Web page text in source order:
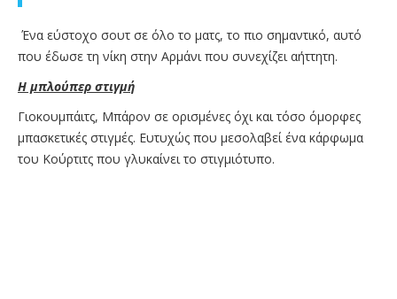
Ένα εύστοχο σουτ σε όλο το ματς, το πιο σημαντικό, αυτό
που έδωσε τη νίκη στην Αρμάνι που συνεχίζει αήττητη.
Η μπλούπερ στιγμή
Γιοκουμπάιτς, Μπάρον σε ορισμένες όχι και τόσο όμορφες
μπασκετικές στιγμές. Eυτυχώς που μεσολαβεί ένα κάρφωμα
του Κούρτιτς που γλυκαίνει το στιγμιότυπο.